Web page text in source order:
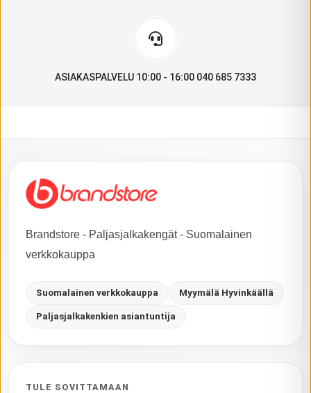
ASIAKASPALVELU 10:00 - 16:00 040 685 7333
Brandstore - Paljasjalkakengät - Suomalainen
verkkokauppa
Suomalainen verkkokauppa Myymälä Hyvinkäällä
Paljasjalkakenkien asiantuntija
TULE SOVITTAMAAN